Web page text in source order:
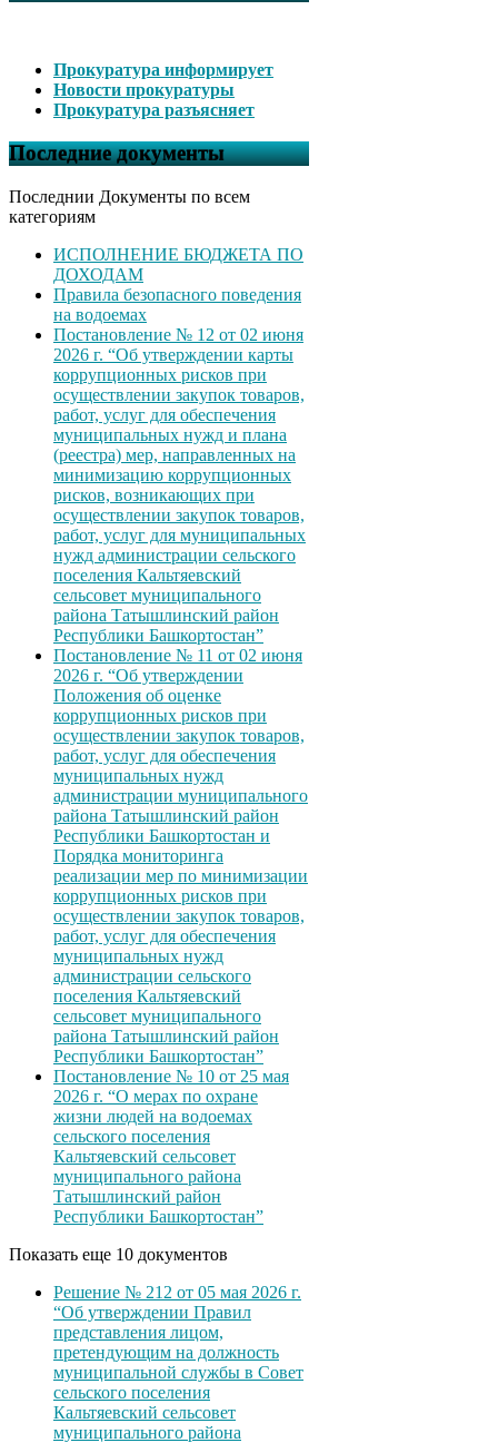
Прокуратура информирует
Новости прокуратуры
Прокуратура разъясняет
Последние документы
Последнии Документы по всем
категориям
ИСПОЛНЕНИЕ БЮДЖЕТА ПО
ДОХОДАМ
Правила безопасного поведения
на водоемах
Постановление № 12 от 02 июня
2026 г. “Об утверждении карты
коррупционных рисков при
осуществлении закупок товаров,
работ, услуг для обеспечения
муниципальных нужд и плана
(реестра) мер, направленных на
минимизацию коррупционных
рисков, возникающих при
осуществлении закупок товаров,
работ, услуг для муниципальных
нужд администрации сельского
поселения Кальтяевский
сельсовет муниципального
района Татышлинский район
Республики Башкортостан”
Постановление № 11 от 02 июня
2026 г. “Об утверждении
Положения об оценке
коррупционных рисков при
осуществлении закупок товаров,
работ, услуг для обеспечения
муниципальных нужд
администрации муниципального
района Татышлинский район
Республики Башкортостан и
Порядка мониторинга
реализации мер по минимизации
коррупционных рисков при
осуществлении закупок товаров,
работ, услуг для обеспечения
муниципальных нужд
администрации сельского
поселения Кальтяевский
сельсовет муниципального
района Татышлинский район
Республики Башкортостан”
Постановление № 10 от 25 мая
2026 г. “О мерах по охране
жизни людей на водоемах
сельского поселения
Кальтяевский сельсовет
муниципального района
Татышлинский район
Республики Башкортостан”
Показать еще 10 документов
Решение № 212 от 05 мая 2026 г.
“Об утверждении Правил
представления лицом,
претендующим на должность
муниципальной службы в Совет
сельского поселения
Кальтяевский сельсовет
муниципального района